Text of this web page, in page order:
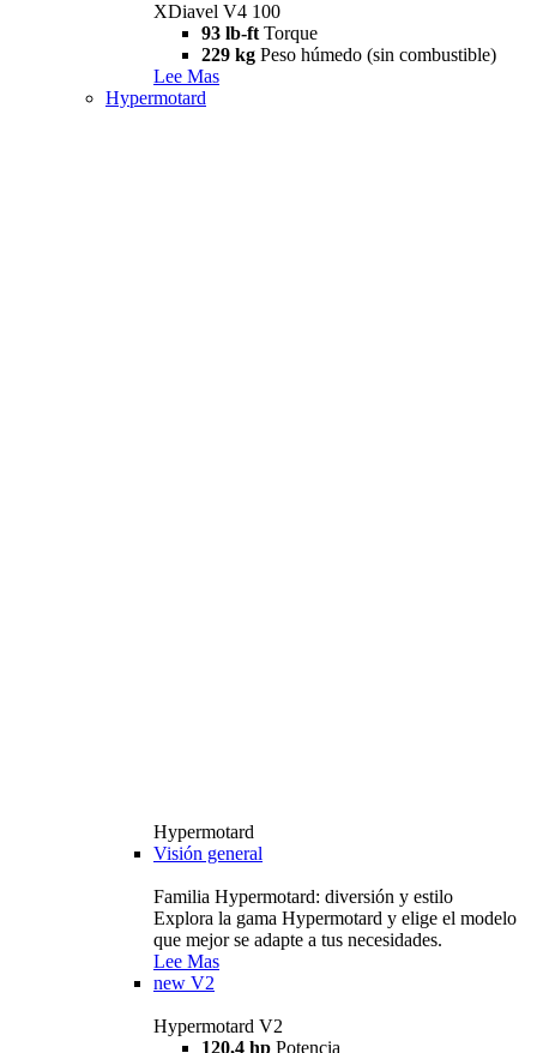
XDiavel V4 100
93 lb-ft Torque
229 kg Peso húmedo (sin combustible)
Lee Mas
Hypermotard
Hypermotard
Visión general
Familia Hypermotard: diversión y estilo
Explora la gama Hypermotard y elige el modelo
que mejor se adapte a tus necesidades.
Lee Mas
new V2
Hypermotard V2
120,4 hp Potencia